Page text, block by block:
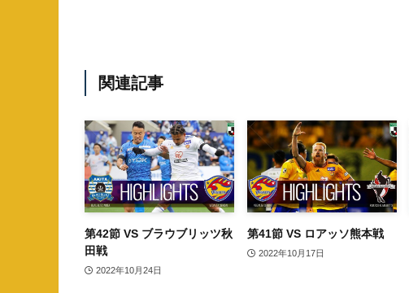
関連記事
第42節 VS ブラウブリッツ秋
田戦
2022年10月24日
第41節 VS ロアッソ熊本戦
2022年10月17日